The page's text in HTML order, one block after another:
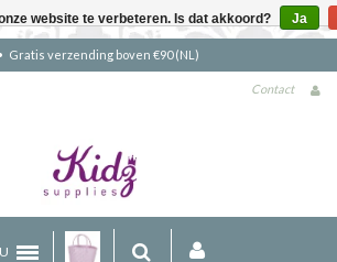
Gratis verzending boven €90 (NL)
Contact
website te verbeteren. Is dat akkoord? Ja